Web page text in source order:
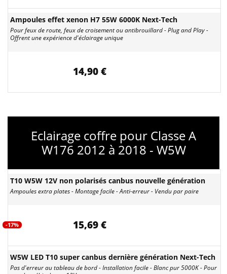
Ampoules effet xenon H7 55W 6000K Next-Tech
Pour feux de route, feux de croisement ou antibrouillard - Plug and Play -
Offrent une expérience d'éclairage unique
14,90 €
Eclairage coffre pour Classe A
W176 2012 à 2018 - W5W
T10 W5W 12V non polarisés canbus nouvelle génération
Ampoules extra plates - Montage facile - Anti-erreur - Vendu par paire
-17% 15,69 €
W5W LED T10 super canbus dernière génération Next-Tech
Pas d'erreur au tableau de bord - Installation facile - Blanc pur 5000K - Pour